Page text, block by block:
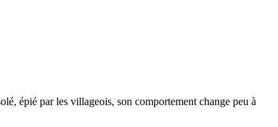
épié par les villageois, son comportement change peu à